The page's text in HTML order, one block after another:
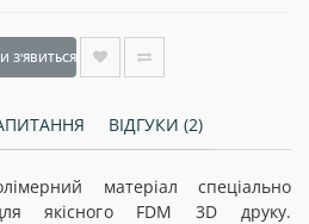
З'ЯВИТЬСЯ
ВІДГУКИ (2)
матеріал спеціально
якісного FDM 3D друку.